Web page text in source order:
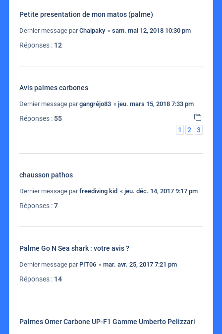
Petite presentation de mon matos (palme)
Dernier message parChaipaky « sam. mai 12, 2018 10:30 pm
Réponses : 12
Avis palmes carbones
Dernier message pargangréjo83 « jeu. mars 15, 2018 7:33 pm
Réponses :55
1
2 3
chausson pathos
Dernier message parfreediving kid « jeu. déc. 14, 2017 9:17 pm
Réponses :7
Palme Go N Sea shark : votre avis ?
Dernier message par PIT06 « mar. avr. 25, 2017 7:21 pm
Réponses : 14
Palmes Omer Carbone UP-F1 Gamme Umberto Pelizzari